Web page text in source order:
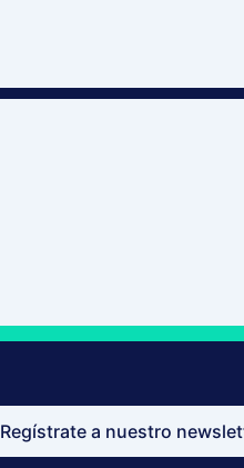
Regístrate a nuestro